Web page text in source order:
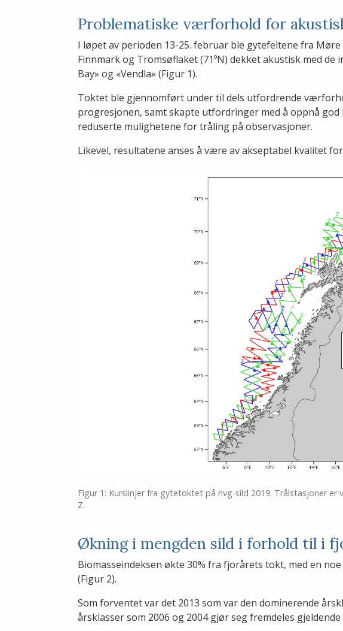
Problematiske værforhold for
I løpet av perioden 13-25. februar ble gytefeltene fra
Finnmark og Tromsøflaket (71ºN) dekket akustisk med de
Bay» og «Vendla» (Figur 1).
Toktet ble gjennomført under til dels utfordrende
progresjonen, samt skapte utfordringer med å oppnå
reduserte mulighetene for tråling på observasjoner.
Likevel, resultatene anses å være av akseptabel kvalitet
Figur 1: Kurslinjer fra gytetoktet på nvg-sild 2019. Trålstasjoner
Z.
Økning i mengden sild i forhold til i
Biomasseindeksen økte 30% fra fjorårets tokt, med en
(Figur 2).
Som forventet var det 2013 som var den dominerende
årsklasser som 2006 og 2004 gjør seg fremdeles gjeldende